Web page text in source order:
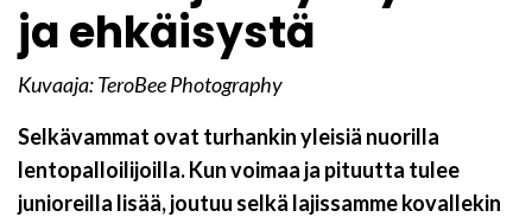
ja ehkäisystä
Kuvaaja: TeroBee Photography
Selkävammat ovat turhankin yleisiä nuorilla
lentopalloilijoilla. Kun voimaa ja pituutta tulee
junioreilla lisää, joutuu selkä lajissamme kovallekin